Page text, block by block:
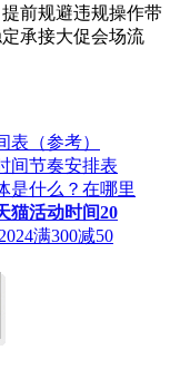
前规避违规操作带
承接大促会场流
表（参考）
间节奏安排表
是什么？在哪里
猫活动时间20
满300减50